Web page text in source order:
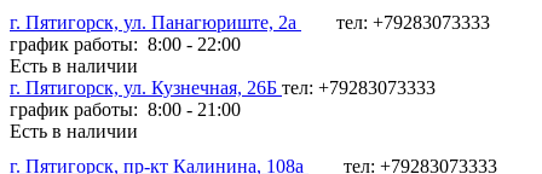
г. Пятигорск, ул. Панагюриште, 2а
тел: +79283073333
график работы: 8:00 - 22:00
Есть в наличии
г. Пятигорск, ул. Кузнечная, 26Б тел: +79283073333
график работы: 8:00 - 21:00
Есть в наличии
г. Пятигорск, пр-кт Калинина, 108а
тел: +79283073333